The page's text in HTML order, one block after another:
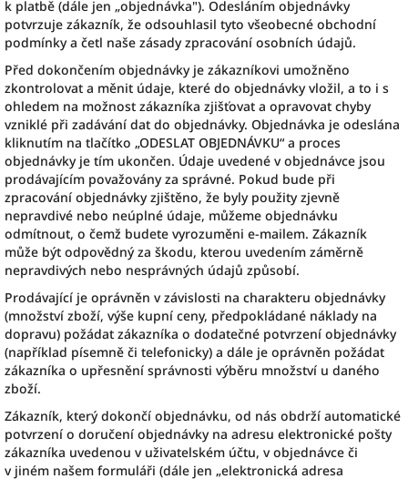
k platbě (dále jen „objednávka"). Odesláním objednávky
potvrzuje zákazník, že odsouhlasil tyto všeobecné obchodní
podmínky a četl naše zásady zpracování osobních údajů.
Před dokončením objednávky je zákazníkovi umožněno
zkontrolovat a měnit údaje, které do objednávky vložil, a to i s
ohledem na možnost zákazníka zjišťovat a opravovat chyby
vzniklé při zadávání dat do objednávky. Objednávka je odeslána
kliknutím na tlačítko „ODESLAT OBJEDNÁVKU“ a proces
objednávky je tím ukončen. Údaje uvedené v objednávce jsou
prodávajícím považovány za správné. Pokud bude při
zpracování objednávky zjištěno, že byly použity zjevně
nepravdivé nebo neúplné údaje, můžeme objednávku
odmítnout, o čemž budete vyrozuměni e-mailem. Zákazník
může být odpovědný za škodu, kterou uvedením záměrně
nepravdivých nebo nesprávných údajů způsobí.
Prodávající je oprávněn v závislosti na charakteru objednávky
(množství zboží, výše kupní ceny, předpokládané náklady na
dopravu) požádat zákazníka o dodatečné potvrzení objednávky
(například písemně či telefonicky) a dále je oprávněn požádat
zákazníka o upřesnění správnosti výběru množství u daného
zboží.
Zákazník, který dokončí objednávku, od nás obdrží automatické
potvrzení o doručení objednávky na adresu elektronické pošty
zákazníka uvedenou v uživatelském účtu, v objednávce či
v jiném našem formuláři (dále jen „elektronická adresa